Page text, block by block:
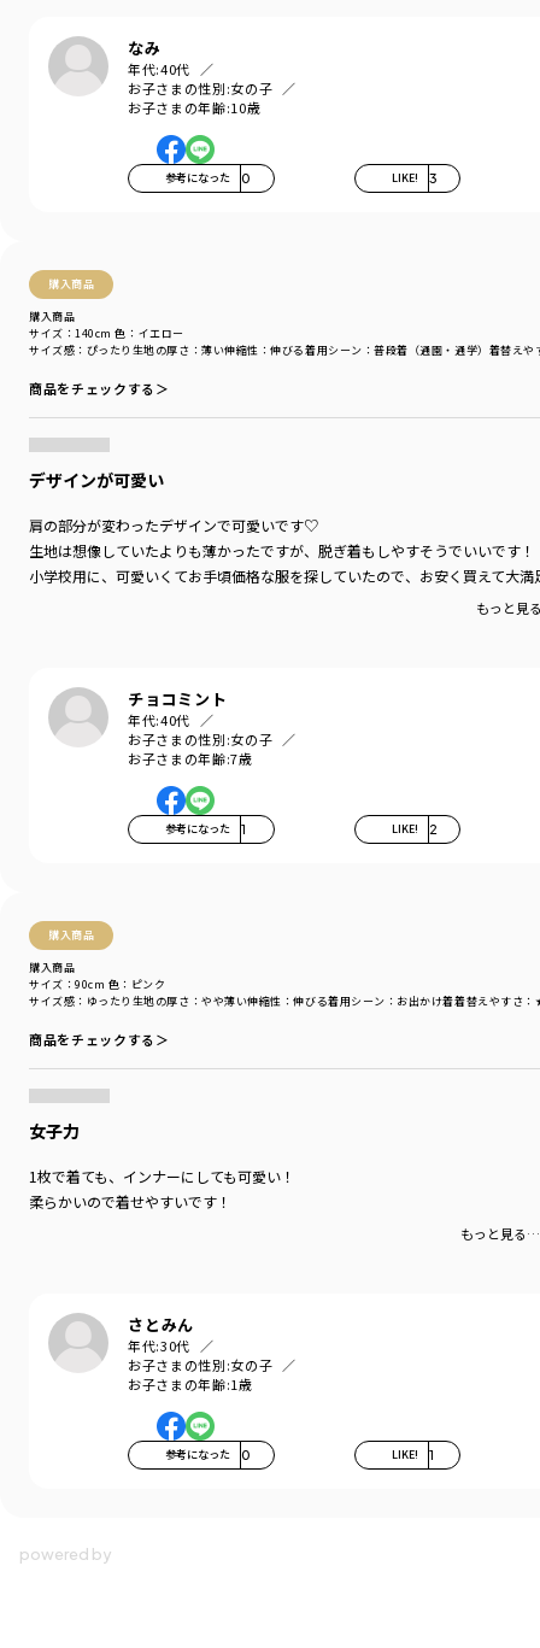
なみ
年代:40代
お子さまの性別:女の子
お子さまの年齢:10歳
参考になった 0 LIKE! 3
購入商品
購入商品
サイズ感 ：ぴったり 生地の厚さ ：薄い伸縮性 ：伸びる着用シーン ：普段着（通園・通学） 着替えや
サイズ：140cm 色：イエロー
商品をチェックする＞
デザインが可愛い
肩の部分が変わったデザインで可愛いです♡
生地は想像していたよりも薄かったですが、脱ぎ着もしやすそうでいいです！
小学校用に、可愛いくてお手頃価格な服を探していたので、お安く買えて大満
もっと見
チョコミント
年代:40代
お子さまの性別:女の子
お子さまの年齢:7歳
参考になった 1 LIKE! 2
購入商品
購入商品
サイズ感 ：ゆったり 生地の厚さ ：やや薄い伸縮性 ：伸びる着用シーン ：お出かけ着着替えやすさ
サイズ：90cm 色：ピンク
商品をチェックする＞
女子力
1枚で着ても、インナーにしても可愛い！
柔らかいので着せやすいです！
もっと見る…
さとみん
年代:30代
お子さまの性別:女の子
お子さまの年齢:1歳
参考になった 0 LIKE! 1